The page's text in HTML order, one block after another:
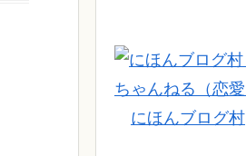
にほんブログ村